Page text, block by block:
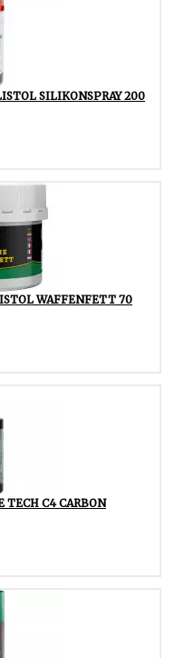
SILIKONSPRAY 200
WAFFENFETT 70
C4 CARBON